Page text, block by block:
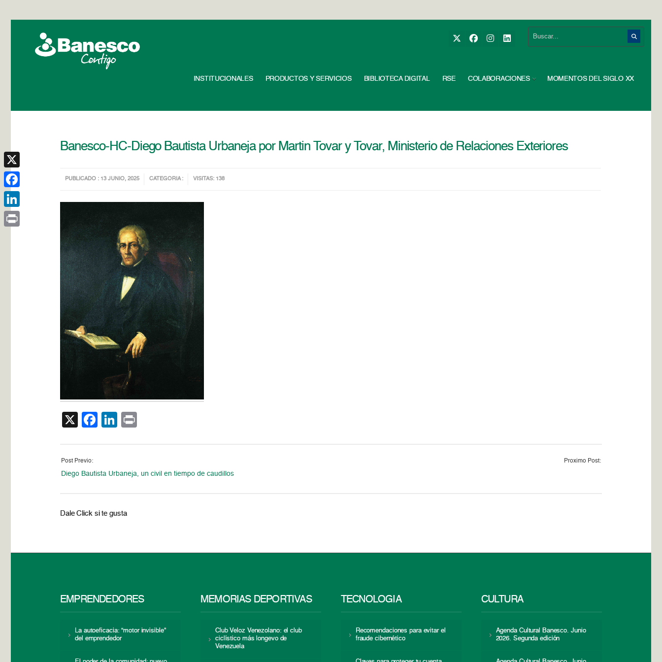
INSTITUCIONALES PRODUCTOS Y SERVICIOS BIBLIOTECA DIGITAL RSE COLABORACIONES MOMENTOS DEL SIGLO XX
Banesco-HC-Diego Bautista Urbaneja por Martin Tovar y Tovar, Ministerio de Relaciones Exteriores
PUBLICADO : 13 JUNIO, 2025 CATEGORIA : VISITAS: 138
X Facebook
LinkedIn
Post Previo:
Diego Bautista Urbaneja, un civil en tiempo de caudillos
Proximo Post:
Dale Click si te gusta
EMPRENDEDORES
La autoeficacia: “motor invisible”
del emprendedor
MEMORIAS DEPORTIVAS
Club Veloz Venezolano: el club
ciclístico más longevo de
Venezuela
TECNOLOGÍA
Recomendaciones para evitar el
fraude cibernético
CULTURA
Agenda Cultural Banesco. Junio
2026. Segunda edición
X
Facebook
LinkedIn